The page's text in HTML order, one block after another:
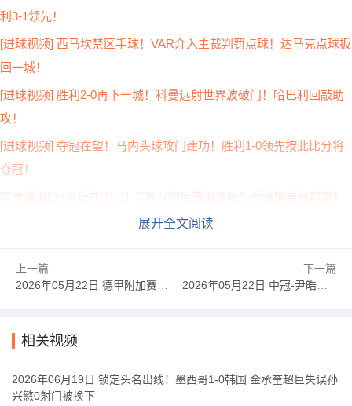
利3-1领先！
[进球视频] 西马坎禁区手球！VAR介入主裁判罚点球！达马克点球扳
回一城！
[进球视频] 胜利2-0再下一城！科曼远射世界波破门！哈巴利回敲助
攻！
[进球视频] 夺冠在望！马内头球攻门建功！胜利1-0领先按此比分将
夺冠！
[C罗落泪] 冠军近在咫尺！C罗双响后热泪盈眶！乔治娜看台鼓掌！
展开全文阅读
上一篇
2026年05月22日 德甲附加赛-双方均无建树 首回合沃尔夫斯堡0-0帕德博恩
下一篇
2026年05月22日 中冠-尹皓臻世界波率队逆转 北京灵动星空2-1大连桐哲
相关视频
2026年06月19日 锁定头名出线！墨西哥1-0韩国 金承奎超巨失误孙
兴慜0射门被换下